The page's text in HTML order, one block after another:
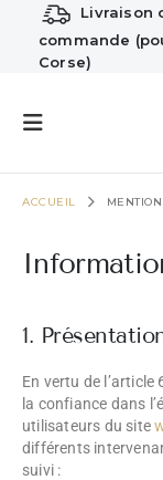
Livraison
commande
Corse)
ACCUEIL
1.
En vertu de
la confiance dans
utilisateurs du site
différents
suivi :